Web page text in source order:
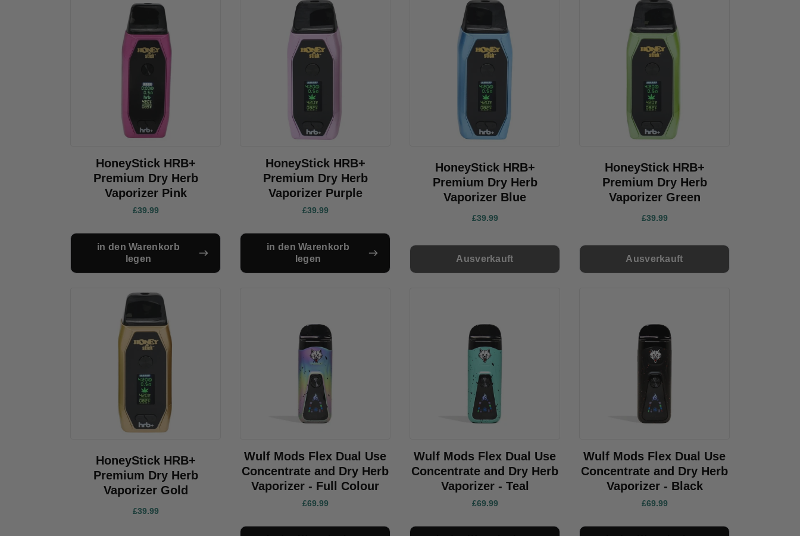
HoneyStick HRB+
Premium Dry Herb
Vaporizer Pink
£39.99
in den Warenkorb
legen
HoneyStick HRB+
Premium Dry Herb
Vaporizer Purple
£39.99
in den Warenkorb
legen
HoneyStick HRB+
Premium Dry Herb
Vaporizer Blue
£39.99
Ausverkauft
HoneyStick HRB+
Premium Dry Herb
Vaporizer Green
£39.99
Ausverkauft
HoneyStick HRB+
Premium Dry Herb
Vaporizer Gold
£39.99
Wulf Mods Flex Dual Use
Concentrate and Dry Herb
Vaporizer - Full Colour
£69.99
Wulf Mods Flex Dual Use
Concentrate and Dry Herb
Vaporizer - Teal
£69.99
Wulf Mods Flex Dual Use
Concentrate and Dry Herb
Vaporizer - Black
£69.99